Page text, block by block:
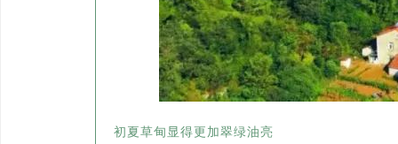
初夏草甸显得更加翠绿油亮